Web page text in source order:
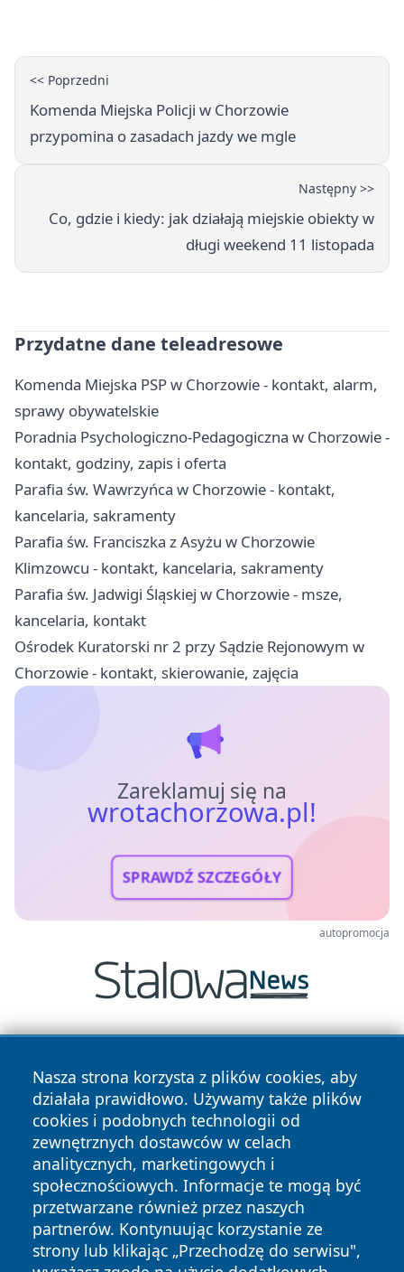
<< Poprzedni
Komenda Miejska Policji w Chorzowie
przypomina o zasadach jazdy we mgle
Następny >>
Co, gdzie i kiedy: jak działają miejskie obiekty w
długi weekend 11 listopada
Przydatne dane teleadresowe
Komenda Miejska PSP w Chorzowie - kontakt, alarm,
sprawy obywatelskie
Poradnia Psychologiczno-Pedagogiczna w Chorzowie -
kontakt, godziny, zapis i oferta
Parafia św. Wawrzyńca w Chorzowie - kontakt,
kancelaria, sakramenty
Parafia św. Franciszka z Asyżu w Chorzowie
Klimzowcu - kontakt, kancelaria, sakramenty
Parafia św. Jadwigi Śląskiej w Chorzowie - msze,
kancelaria, kontakt
Ośrodek Kuratorski nr 2 przy Sądzie Rejonowym w
Chorzowie - kontakt, skierowanie, zajęcia
Zareklamuj się na
wrotachorzowa.pl!
SPRAWDŹ SZCZEGÓŁY
autopromocja
Nasza strona korzysta z plików cookies, aby
działała prawidłowo. Używamy także plików
cookies i podobnych technologii od
zewnętrznych dostawców w celach
analitycznych, marketingowych i
społecznościowych. Informacje te mogą być
przetwarzane również przez naszych
partnerów. Kontynuując korzystanie ze
strony lub klikając „Przechodzę do serwisu",
Copyright © 2026 wrotachorzowa.pl Wszystkie prawa
zastrzeżone.
News Autorzy
Polityka
Prywatności
Polityka
Cookies